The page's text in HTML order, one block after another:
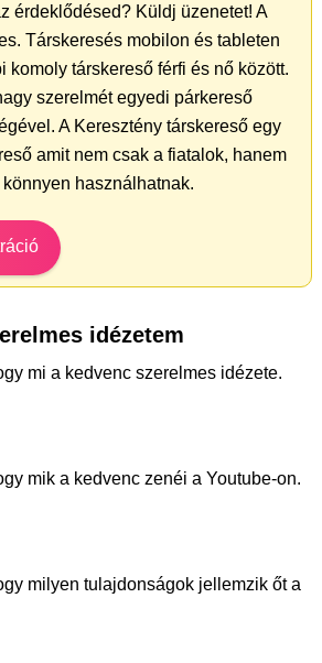
érdeklődésed? Küldj üzenetet! A
Társkeresés mobilon és tableten
komoly társkereső férfi és nő között.
szerelmét egyedi párkereső
A Keresztény társkereső egy
amit nem csak a fiatalok, hanem
használhatnak.
idézetem
mi a kedvenc szerelmes idézete.
mik a kedvenc zenéi a Youtube-on.
milyen tulajdonságok jellemzik őt a